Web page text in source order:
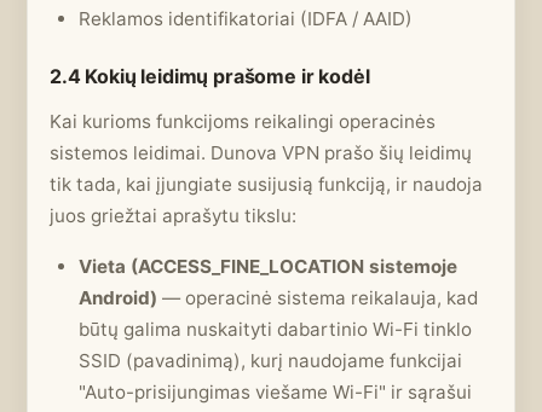
Reklamos identifikatoriai (IDFA / AAID)
2.4 Kokių leidimų prašome ir kodėl
Kai kurioms funkcijoms reikalingi operacinės
sistemos leidimai. Dunova VPN prašo šių leidimų
tik tada, kai įjungiate susijusią funkciją, ir naudoja
juos griežtai aprašytu tikslu:
Vieta (ACCESS_FINE_LOCATION sistemoje
Android) — operacinė sistema reikalauja, kad
būtų galima nuskaityti dabartinio Wi-Fi tinklo
SSID (pavadinimą), kurį naudojame funkcijai
"Auto-prisijungimas viešame Wi-Fi" ir sąrašui